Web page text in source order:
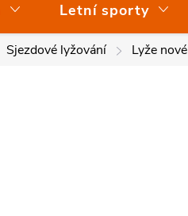
Letní sporty
Sjezdové lyžování Lyže nové